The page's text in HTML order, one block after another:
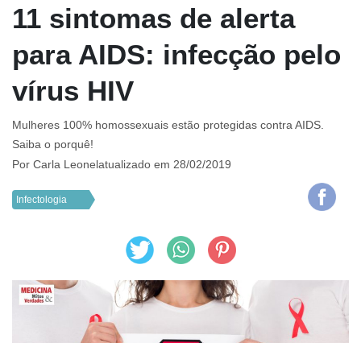
11 sintomas de alerta
para AIDS: infecção pelo
vírus HIV
Mulheres 100% homossexuais estão protegidas contra AIDS.
Saiba o porquê!
Por Carla Leonelatualizado em 28/02/2019
Infectologia